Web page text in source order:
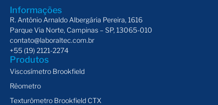
Informações
R. Antônio Arnaldo Albergária Pereira, 1616
Parque Via Norte, Campinas – SP, 13065-010
contato@laboraltec.com.br
+55 (19) 2121-2274
Produtos
Viscosímetro Brookfield
Rêometro
Texturômetro Brookfield CTX